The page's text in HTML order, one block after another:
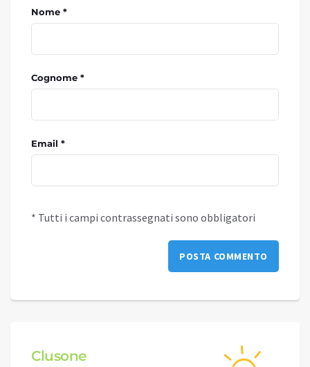
Nome *
Cognome *
Email *
* Tutti i campi contrassegnati sono obbligatori
Clusone